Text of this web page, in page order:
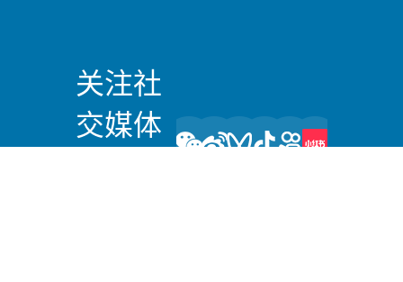
关注社
交媒体